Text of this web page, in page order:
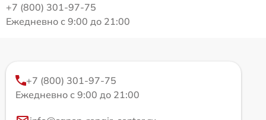
+7 (800) 301-97-75
Ежедневно с 9:00 до 21:00
+7 (800) 301-97-75
Ежедневно с 9:00 до 21:00